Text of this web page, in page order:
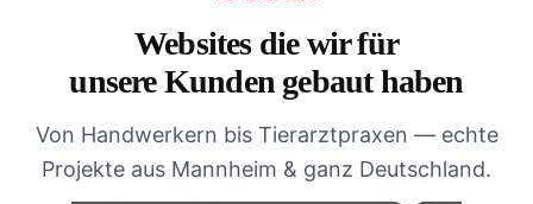
Websites die wir für
unsere Kunden gebaut haben
Von Handwerkern bis Tierarztpraxen — echte
Projekte aus Mannheim & ganz Deutschland.